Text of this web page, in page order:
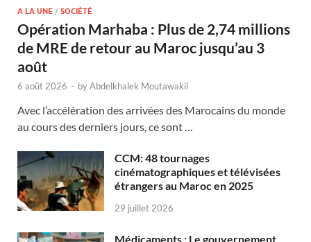
A LA UNE / SOCIÉTÉ
Opération Marhaba : Plus de 2,74 millions
de MRE de retour au Maroc jusqu’au 3
août
6 août 2026 - byAbdelkhalek Moutawakil
Avec l’accélération des arrivées des Marocains du monde
au cours des derniers jours, ce sont …
CCM: 48 tournages
cinématographiques et télévisées
étrangers au Maroc en 2025
29 juillet 2026
Médicaments : Le gouvernement